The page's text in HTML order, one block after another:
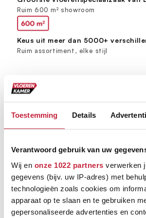
Toestemming Details
Verantwoord gebruik van uw
Wij en onze 1022 partners verwerken
gegevens (bijv. uw IP-adres) met
technologieën zoals cookies om
apparaat op te slaan en te gebruiken
gepersonaliseerde advertenties en
Ruim 600 m² showroom
Keus uit meer dan 5000+
Ruim assortiment, elke stijl